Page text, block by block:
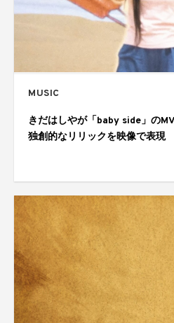
MUSIC
きだはしやが「baby side」の
独創的なリリックを映像で表現